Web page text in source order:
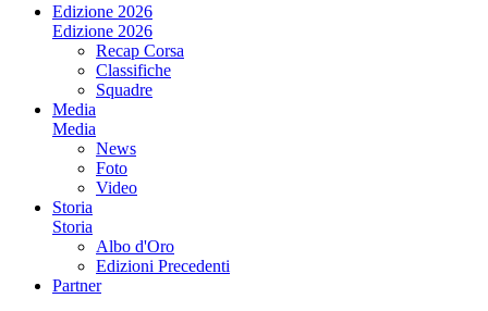
Edizione 2026
Edizione 2026
Recap Corsa
Classifiche
Squadre
Media
Media
News
Foto
Video
Storia
Storia
Albo d'Oro
Edizioni Precedenti
Partner